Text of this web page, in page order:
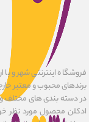
فروشگاه اینترنتی شهرو با
برندهای محبوب و معتبر
در دسته بندی های مختلف و
ادکلن محصول مورد نظر